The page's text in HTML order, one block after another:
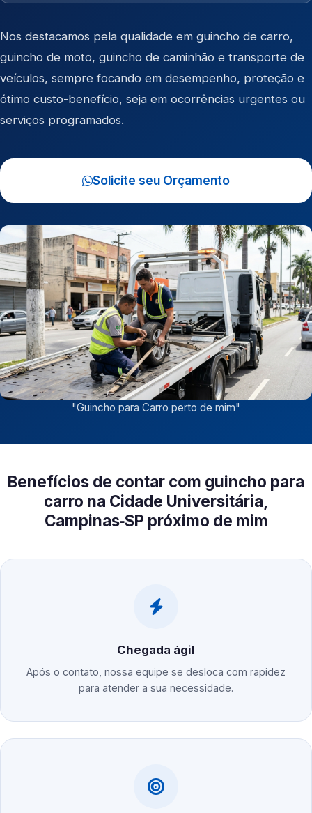
Nos destacamos pela qualidade em guincho de carro,
guincho de moto, guincho de caminhão e transporte de
veículos, sempre focando em desempenho, proteção e
ótimo custo-benefício, seja em ocorrências urgentes ou
serviços programados.
Solicite seu Orçamento
"Guincho para Carro perto de mim"
Benefícios de contar com guincho para
carro na Cidade Universitária,
Campinas‑SP próximo de mim
Chegada ágil
Após o contato, nossa equipe se desloca com rapidez
para atender a sua necessidade.